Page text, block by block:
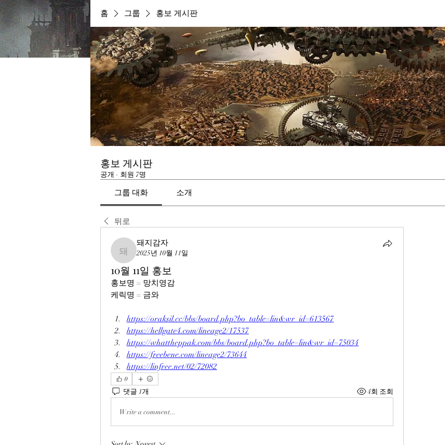
홈 그룹 홍보 게시판
홍보 게시판
공개 · 회원 7명
그룹 대화 소개
뒤로
돼지감자
돼지감자
2025년 10월 11일
10월 11일 홍보
홍보명 = 망치영감
케릭명 = 금와
https://oraksil.cc/bbs/board.php?bo_table=lin&wr_id=613567
https://hellgate4.com/lineage2/17537
https://whattheppak.com/bbs/board.php?bo_table=lin&wr_id=75034
https://freebene.com/lineage2/73644
https://linfree.net/02/72082
0
댓글 1개 4회 조회
Write a comment...